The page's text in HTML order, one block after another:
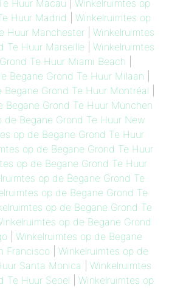
Huur Macau
Winkelruimtes op
Huur Madrid
Winkelruimtes op
Huur Manchester| Winkelruimtes
Te Huur Marseille
Winkelruimtes
Te Huur Miami Beach
Begane Grond Te Huur Milaan
Begane Grond Te Huur Montréal
Begane Grond Te Huur München
de Begane Grond Te Huur New
op de Begane Grond Te Huur
op de Begane Grond Te Huur
op de Begane Grond Te Huur
op de Begane Grond Te
op de Begane Grond Te
op de Begane Grond Te
op de Begane Grond
Winkelruimtes op de Begane
Francisco| Winkelruimtes op de
Santa Monica
Winkelruimtes
Te Huur Seoel
Winkelruimtes op